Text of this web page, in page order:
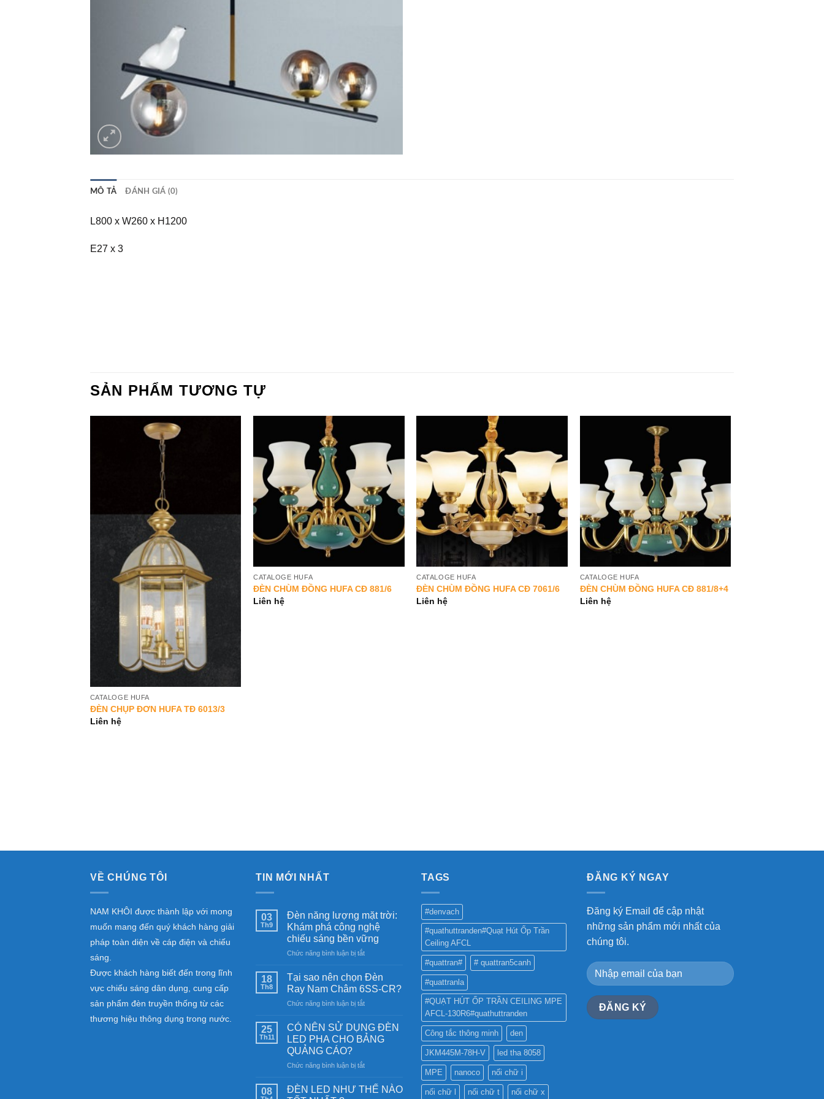
MÔ TẢ ĐÁNH GIÁ (0)
L800 x W260 x H1200
E27 x 3
SẢN PHẨM TƯƠNG TỰ
CATALOGE HUFA
ĐÈN CHỤP ĐƠN HUFA TĐ 6013/3
Liên hệ
Add to
Wishlist
CATALOGE HUFA
ĐÈN CHÙM ĐỒNG HUFA CĐ 881/6
Liên hệ
Add to
Wishlist
CATALOGE HUFA
ĐÈN CHÙM ĐỒNG HUFA CĐ 7061/6
Liên hệ
Wishlist
CATALOGE HUFA
ĐÈN CHÙM ĐỒNG HUFA CĐ 881/8+4
Liên hệ
VỀ CHÚNG TÔI
NAM KHÔI được thành lập với mong
muốn mang đến quý khách hàng giải
pháp toàn diện về cáp điện và chiếu
sáng.
Được khách hàng biết đến trong lĩnh
vực chiếu sáng dân dụng, cung cấp
sản phẩm đèn truyền thống từ các
thương hiệu thông dụng trong nước.
TIN MỚI NHẤT
03
Th9
Đèn năng lượng mặt trời:
Khám phá công nghệ
chiếu sáng bền vững
Chức năng bình luận bị tắtở
năng
lượng
mặt
trời:
phá
công
sáng
vững
18
Th8
Tại sao nên chọn Đèn
Ray Nam Châm 6SS-CR?
Chức năng bình luận bị tắtở
sao
nên
chọn
Ray
Châm
25
Th11
CÓ NÊN SỬ DỤNG ĐÈN
LED PHA CHO BẢNG
QUẢNG CÁO?
Chức năng bình luận bị tắtở
NÊN
08
ĐÈN LED NHƯ THẾ NÀO
TAGS
#denvach
#quathuttranden#Quạt Hút Ốp Trần
Ceiling AFCL
#quattran# # quattran5canh
#quattranla
#QUẠT HÚT ỐP TRẦN CEILING MPE
AFCL-130R6#quathuttranden
Công tắc thông minh den
JKM445M-78H-V led tha 8058
MPE nanoco nối chữ i
nối chữ l nối chữ t nối chữ x
ĐĂNG KÝ NGAY
Đăng ký Email để cập nhật
những sản phẩm mới nhất của
chúng tôi.